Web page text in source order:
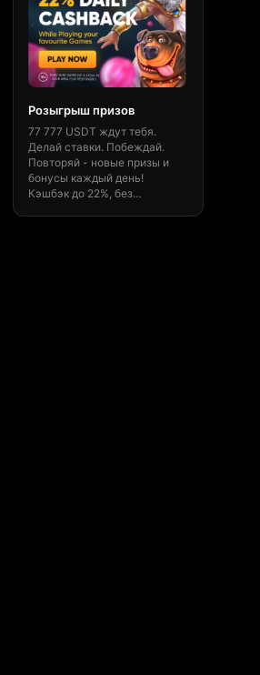
живут киты TON
Розыгрыш призов
77 777 USDT ждут тебя.
Делай ставки. Побеждай.
Повторяй - новые призы и
бонусы каждый день!
Кэшбэк до 22%, без